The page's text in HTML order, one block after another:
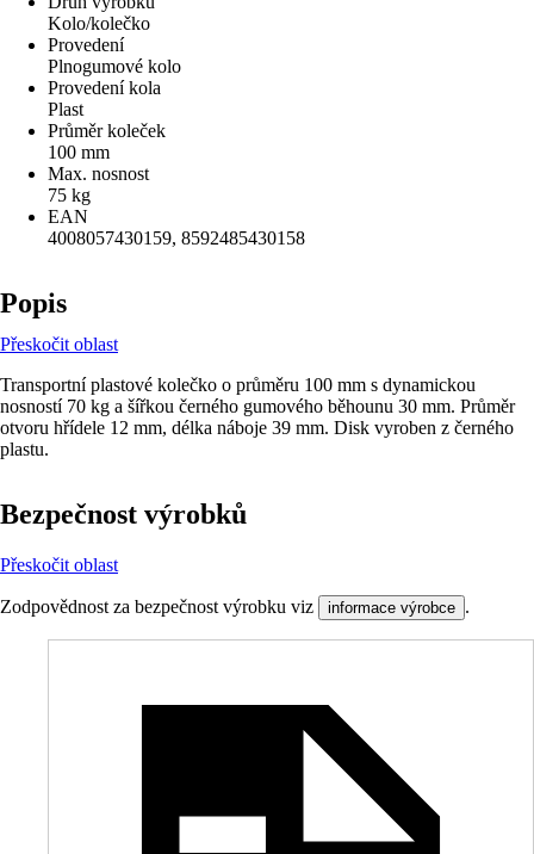
Kolo/kolečko
Provedení
Plnogumové kolo
Provedení kola
Plast
Průměr koleček
100 mm
Max. nosnost
75 kg
EAN
4008057430159, 8592485430158
Popis
Přeskočit oblast
Transportní plastové kolečko o průměru 100 mm s dynamickou
nosností 70 kg a šířkou černého gumového běhounu 30 mm. Průměr
otvoru hřídele 12 mm, délka náboje 39 mm. Disk vyroben z černého
plastu.
Bezpečnost výrobků
Přeskočit oblast
Zodpovědnost za bezpečnost výrobku viz informace výrobce .